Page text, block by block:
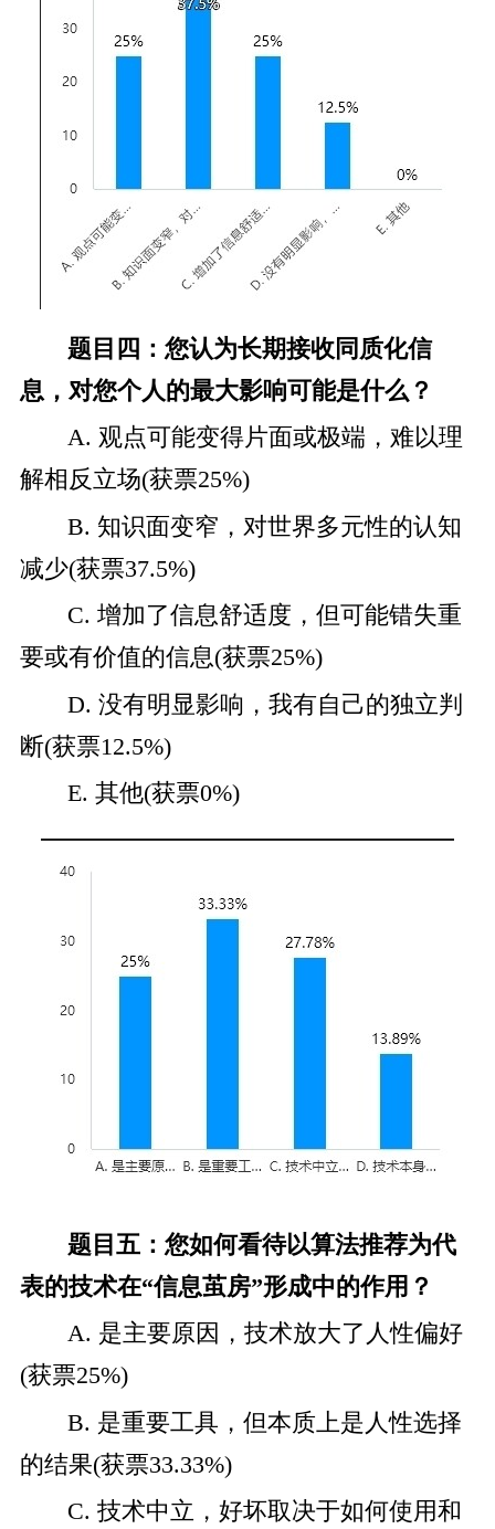
题目四：您认为长期接收同质化信
息，对您个人的最大影响可能是什么？
A. 观点可能变得片面或极端，难以理
解相反立场(获票25%)
B. 知识面变窄，对世界多元性的认知
减少(获票37.5%)
C. 增加了信息舒适度，但可能错失重
要或有价值的信息(获票25%)
D. 没有明显影响，我有自己的独立判
断(获票12.5%)
E. 其他(获票0%)
题目五：您如何看待以算法推荐为代
表的技术在“信息茧房”形成中的作用？
A. 是主要原因，技术放大了人性偏好
(获票25%)
B. 是重要工具，但本质上是人性选择
的结果(获票33.33%)
C. 技术中立，好坏取决于如何使用和